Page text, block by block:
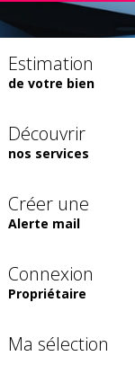
Estimation
de votre bien
Découvrir
nos services
Créer une
Alerte mail
Connexion
Propriétaire
Ma sélection